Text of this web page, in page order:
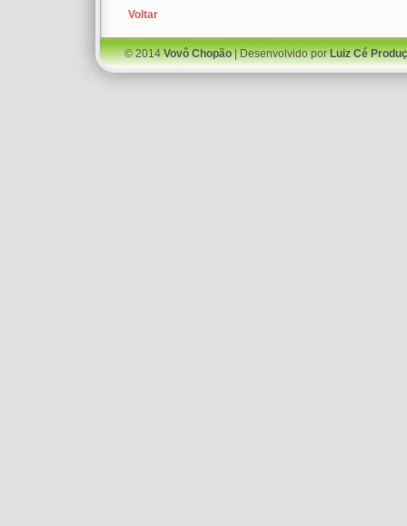
Voltar
© 2014Vovô Chopão| Desenvolvido porLuiz Cé